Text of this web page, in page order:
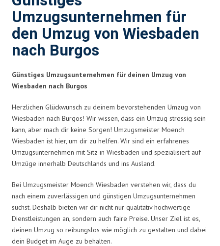
Umzugsunternehmen für
den Umzug von Wiesbaden
nach Burgos
Günstiges Umzugsunternehmen für deinen Umzug von
Wiesbaden nach Burgos
Herzlichen Glückwunsch zu deinem bevorstehenden Umzug von
Wiesbaden nach Burgos! Wir wissen, dass ein Umzug stressig sein
kann, aber mach dir keine Sorgen! Umzugsmeister Moench
Wiesbaden ist hier, um dir zu helfen. Wir sind ein erfahrenes
Umzugsunternehmen mit Sitz in Wiesbaden und spezialisiert auf
Umzüge innerhalb Deutschlands und ins Ausland.
Bei Umzugsmeister Moench Wiesbaden verstehen wir, dass du
nach einem zuverlässigen und günstigen Umzugsunternehmen
suchst. Deshalb bieten wir dir nicht nur qualitativ hochwertige
Dienstleistungen an, sondern auch faire Preise. Unser Ziel ist es,
deinen Umzug so reibungslos wie möglich zu gestalten und dabei
dein Budget im Auge zu behalten.